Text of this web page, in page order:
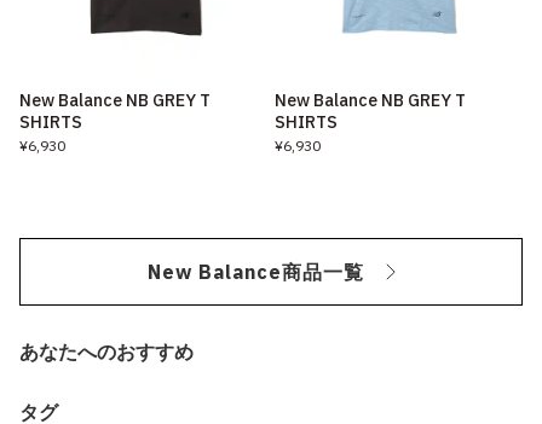
New Balance NB GREY T
SHIRTS
¥6,930
New Balance NB GREY T
SHIRTS
¥6,930
New Balance商品一覧
あなたへのおすすめ
タグ